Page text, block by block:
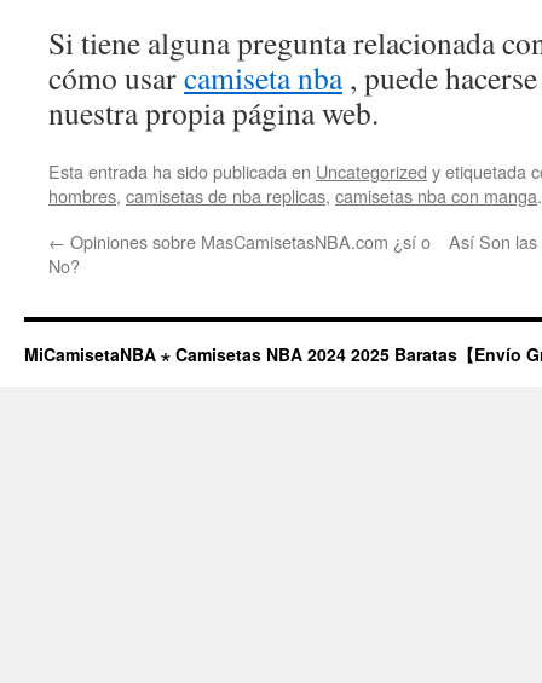
Si tiene alguna pregunta relacionada
cómo usarcamiseta nba, puede
nuestra propia página web.
Esta entrada ha sido publicada en Uncategorized y etiquetada
hombres, camisetas de nba replicas, camisetas nba con manga
← Opiniones sobre MasCamisetasNBA.com ¿sí o
No?
Así Son las
MiCamisetaNBA ⋆ Camisetas NBA 2024 2025 Baratas【Envío